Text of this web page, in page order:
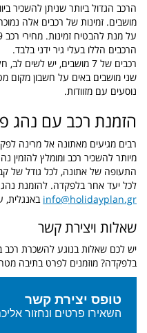
מושבים. זמינות של רכבים אלה
הרכבים הללו בעלי גיר ידני בלבד.
נוסעים עם מזוודות.
הזמנת רכב עם נהג
רבים מגיעים מאתונה אל מרינה
מיותר להשכיר רכב ומומלץ להזמין
התעופה של אתונה, לכל גודל של
לכל יעד אחר בלפקדה. להזמנת נהג
info@holidayplan.gr באנגלית,
שאלות ויצירת קשר
יש לכם שאלות בנוגע להשכרת רכב
בלפקדה? מוזמנים לפרט בתיבה